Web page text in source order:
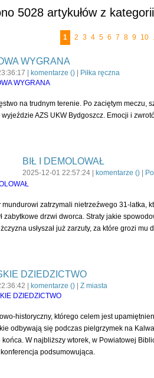
5028 artykułów z
1 2 3 4 5 6 7 8 9 10
WYGRANA
| komentarze ()| Piłka ręczna
na trudnym terenie. Po zaciętym meczu,
AZS UKW Bydgoszcz. Emocji i
BIŁ I DEMOLOWAŁ
2025-12-01 22:57:24 | komentarze ()|
zatrzymali nietrzeźwego 31-latka,
zabytkowe drzwi dworca. Straty jakie
usłyszał już zarzuty, za które grozi
DZIEDZICTWO
| komentarze ()| Z miasta
historyczny, którego celem jest
odbywają się podczas pielgrzymek na
W najbliższy wtorek, w Powiatowej
podsumowująca.